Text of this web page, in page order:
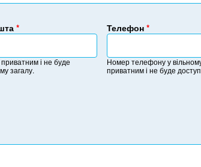
*
і не буде
загалу.
Телефон *
Н
м
е
ф
Номер телефону у
приватним і не буде